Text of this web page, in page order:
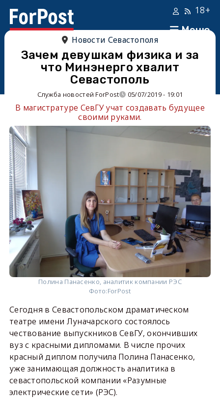
Меню
18+
Новости Севастополя
Зачем девушкам физика и за
что Минэнерго хвалит
Севастополь
Служба новостей ForPost 05/07/2019 - 19:01
В магистратуре СевГУ учат создавать будущее
своими руками.
Полина Панасенко, аналитик компании РЭС
Фото:ForPost
Сегодня в Севастопольском драматическом
театре имени Луначарского состоялось
чествование выпускников СевГУ, окончивших
вуз с красными дипломами. В числе прочих
красный диплом получила Полина Панасенко,
уже занимающая должность аналитика в
севастопольской компании «Разумные
электрические сети» (РЭС).